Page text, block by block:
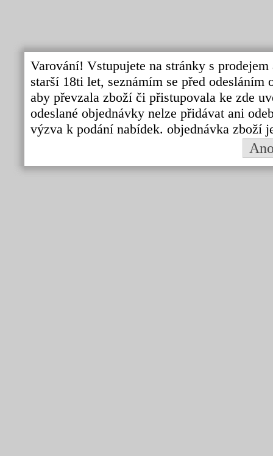
Varování! Vstupujete na stránky s
starší 18ti let, seznámím se před
aby převzala zboží či přistupovala ke zde
odeslané objednávky nelze přidávat ani
výzva k podání nabídek. objednávka zboží